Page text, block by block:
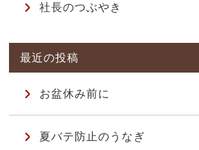
社長のつぶやき
お盆休み前に
夏バテ防止のうなぎ